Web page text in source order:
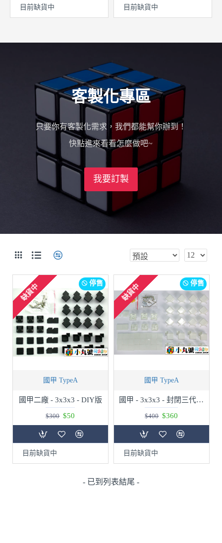
目前缺貨中 目前缺貨中
客製化專區
只要你有客製化需求，我們都能幫你辦到！
快點進來看看怎麼做吧~
我要訂製
停售
缺貨中
國甲 TypeA
國甲二廠 - 3x3x3 - DIY版
$50
$300
目前缺貨中
停售
缺貨中
國甲 TypeA
國甲 - 3x3x3 - 封閉三代 - DIY
$360
$400
目前缺貨中
- 已到列表結尾 -